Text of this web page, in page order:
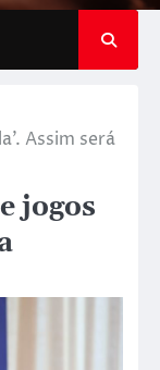
Assim será
jogos